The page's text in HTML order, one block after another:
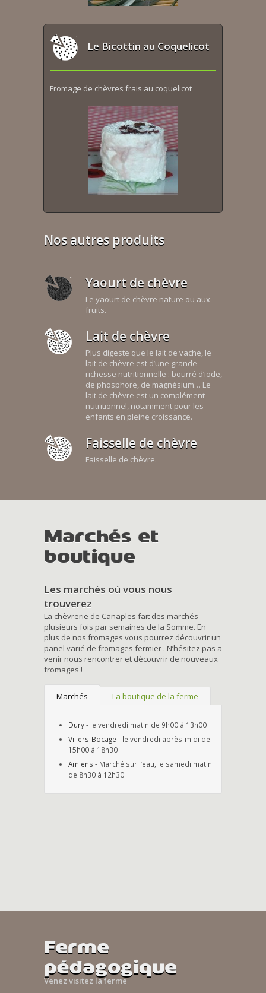
Le Bicottin au Coquelicot
Fromage de chèvres frais au coquelicot
Nos autres produits
Yaourt de chèvre
Le yaourt de chèvre nature ou aux
fruits.
Lait de chèvre
Plus digeste que le lait de vache, le
lait de chèvre est d’une grande
richesse nutritionnelle : bourré d’iode,
de phosphore, de magnésium… Le
lait de chèvre est un complément
nutritionnel, notamment pour les
enfants en pleine croissance.
Faisselle de chèvre
Faisselle de chèvre.
Marchés et
boutique
Les marchés où vous nous
trouverez
La chèvrerie de Canaples fait des marchés
plusieurs fois par semaines de la Somme. En
plus de nos fromages vous pourrez découvrir un
panel varié de fromages fermier . N’hésitez pas a
venir nous rencontrer et découvrir de nouveaux
fromages !
Marchés La boutique de la ferme
Dury- le vendredi matin de 9h00 à 13h00
Villers-Bocage - le vendredi après-midi de
15h00 à 18h30
Amiens - Marché sur l’eau, le samedi matin
de 8h30 à 12h30
Ferme
pédagogique
Venez visitez la ferme